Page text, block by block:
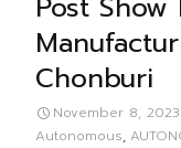
Chonburi
November 8, 2023
Autonomous